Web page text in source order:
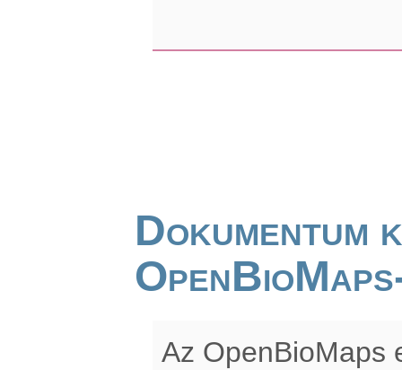
Dokumentum
Az OpenBioMaps